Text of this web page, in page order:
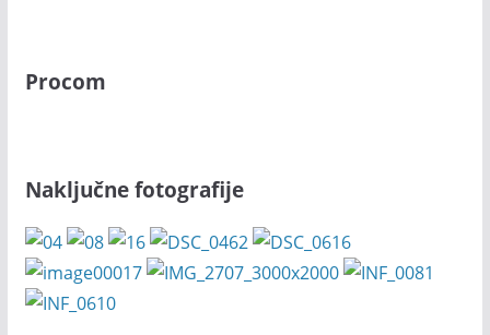
Procom
Naključne fotografije